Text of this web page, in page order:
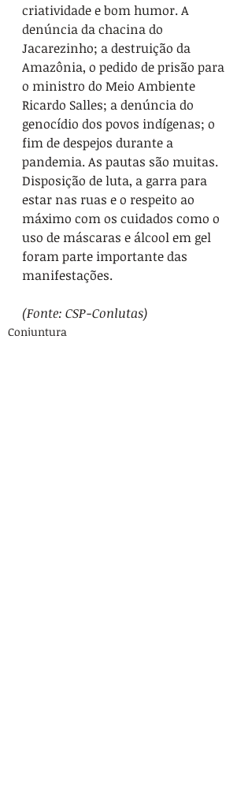
criatividade e bom humor. A
denúncia da chacina do
Jacarezinho; a destruição da
Amazônia, o pedido de prisão para
o ministro do Meio Ambiente
Ricardo Salles; a denúncia do
genocídio dos povos indígenas; o
fim de despejos durante a
pandemia. As pautas são muitas.
Disposição de luta, a garra para
estar nas ruas e o respeito ao
máximo com os cuidados como o
uso de máscaras e álcool em gel
foram parte importante das
manifestações.
(Fonte: CSP-Conlutas)
Conjuntura